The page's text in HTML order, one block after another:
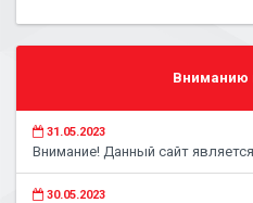
Вниманию
31.05.2023
Внимание! Данный сайт
30.05.2023